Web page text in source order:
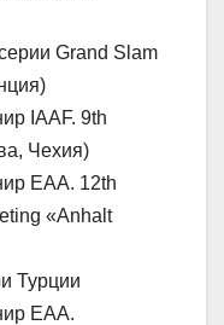
Grand Slam
IAAF. 9th
Чехия)
ЕАА. 12th
«Anhalt
Турции
ЕАА.